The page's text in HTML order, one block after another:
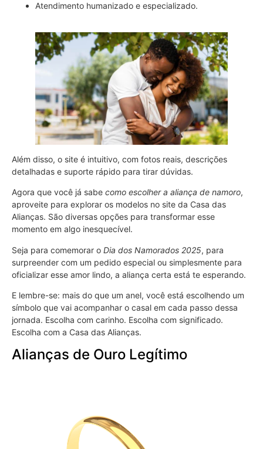
Atendimento humanizado e especializado.
Além disso, o site é intuitivo, com fotos reais, descrições
detalhadas e suporte rápido para tirar dúvidas.
Agora que você já sabe como escolher a aliança de namoro,
aproveite para explorar os modelos no site da Casa das
Alianças. São diversas opções para transformar esse
momento em algo inesquecível.
Seja para comemorar o Dia dos Namorados 2025, para
surpreender com um pedido especial ou simplesmente para
oficializar esse amor lindo, a aliança certa está te esperando.
E lembre-se: mais do que um anel, você está escolhendo um
símbolo que vai acompanhar o casal em cada passo dessa
jornada. Escolha com carinho. Escolha com significado.
Escolha com a Casa das Alianças.
Alianças de Ouro Legítimo